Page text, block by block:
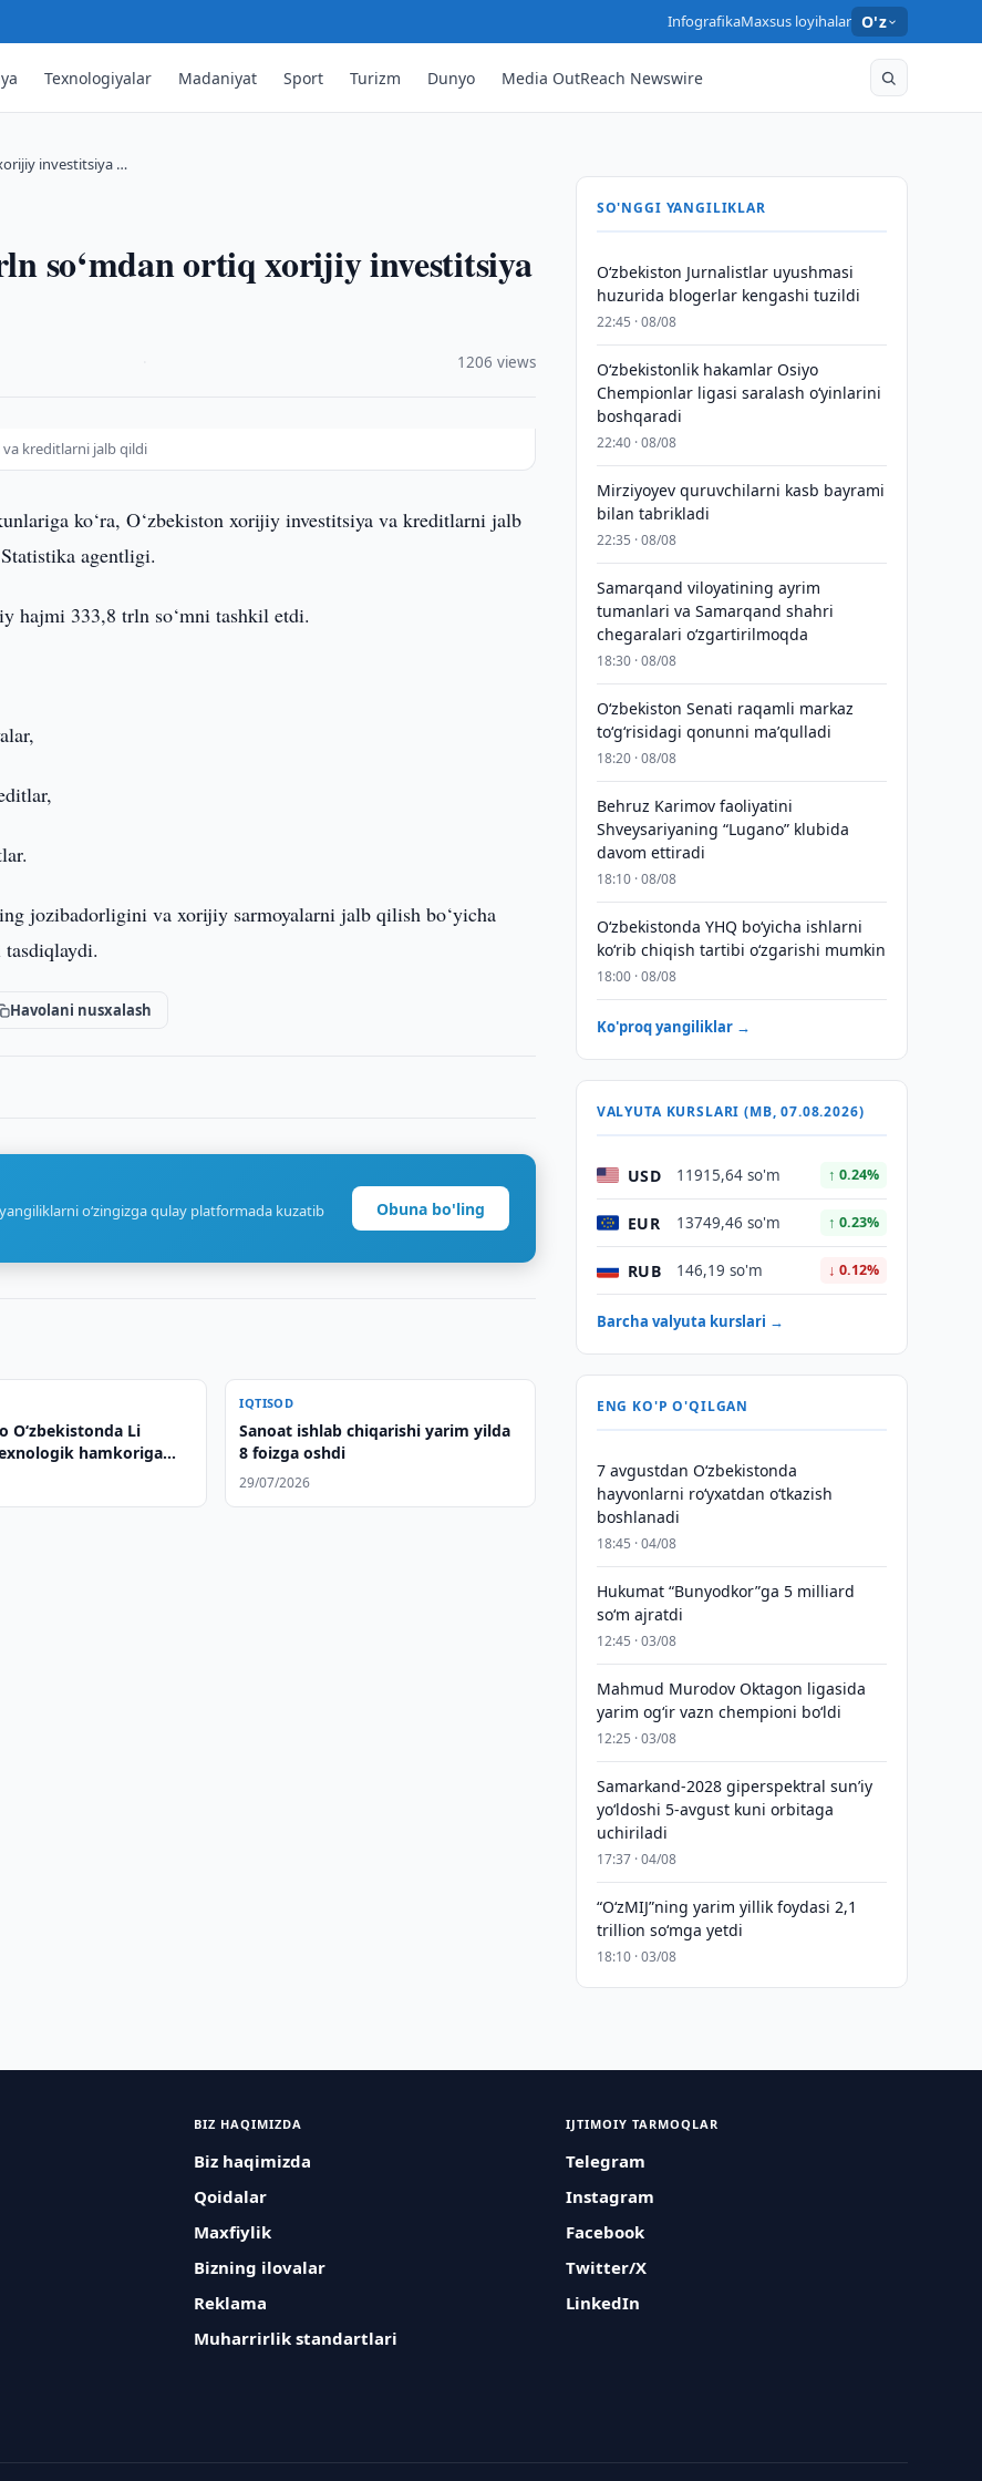
InfografikaMaxsus loyihalar O'z
Texnologiyalar Madaniyat Sport Turizm Dunyo Media OutReach Newswire
investitsiya …
so‘mdan ortiq xorijiy investitsiya
1206 views
va kreditlarni jalb qildi
ko‘ra, O‘zbekiston xorijiy investitsiya va kreditlarni jalb
agentligi.
hajmi 333,8 trln so‘mni tashkil etdi.
jozibadorligini va xorijiy sarmoyalarni jalb qilish bo‘yicha
Havolani nusxalash
o‘zingizga qulay platformada kuzatib
Obuna bo'ling
O‘zbekistonda Li
hamkoriga
IQTISOD
Sanoat ishlab chiqarishi yarim yilda
8 foizga oshdi
29/07/2026
SO'NGGI YANGILIKLAR
O‘zbekiston Jurnalistlar uyushmasi
huzurida blogerlar kengashi tuzildi
22:45 · 08/08
O‘zbekistonlik hakamlar Osiyo
Chempionlar ligasi saralash o‘yinlarini
boshqaradi
22:40 · 08/08
Mirziyoyev quruvchilarni kasb bayrami
bilan tabrikladi
22:35 · 08/08
Samarqand viloyatining ayrim
tumanlari va Samarqand shahri
chegaralari oʻzgartirilmoqda
18:30 · 08/08
Oʻzbekiston Senati raqamli markaz
toʻgʻrisidagi qonunni maʼqulladi
18:20 · 08/08
Behruz Karimov faoliyatini
Shveysariyaning “Lugano” klubida
davom ettiradi
18:10 · 08/08
O‘zbekistonda YHQ bo‘yicha ishlarni
ko‘rib chiqish tartibi o‘zgarishi mumkin
18:00 · 08/08
Ko'proq yangiliklar →
VALYUTA KURSLARI (MB, 07.08.2026)
USD 11915,64 so'm ↑ 0.24%
EUR 13749,46 so'm ↑ 0.23%
RUB 146,19 so'm ↓ 0.12%
Barcha valyuta kurslari →
ENG KO'P O'QILGAN
7 avgustdan O‘zbekistonda
hayvonlarni ro‘yxatdan o‘tkazish
boshlanadi
18:45 · 04/08
Hukumat “Bunyodkor”ga 5 milliard
so‘m ajratdi
12:45 · 03/08
Mahmud Murodov Oktagon ligasida
yarim og‘ir vazn chempioni bo‘ldi
12:25 · 03/08
Samarkand-2028 giperspektral sun’iy
yo‘ldoshi 5-avgust kuni orbitaga
uchiriladi
17:37 · 04/08
“O‘zMIJ”ning yarim yillik foydasi 2,1
trillion so‘mga yetdi
18:10 · 03/08
BIZ HAQIMIZDA
Biz haqimizda
Qoidalar
Maxfiylik
Bizning ilovalar
Reklama
Muharrirlik standartlari
IJTIMOIY TARMOQLAR
Telegram
Instagram
Facebook
Twitter/X
LinkedIn